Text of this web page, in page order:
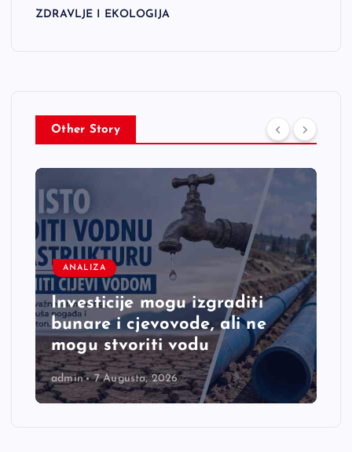
ZDRAVLJE I EKOLOGIJA
Other Story
ANALIZA
Investicije mogu izgraditi
bunare i cjevovode, ali ne
mogu stvoriti vodu
admin 7 Augusta, 2026